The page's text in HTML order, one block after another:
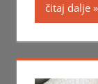
čitaj dalje